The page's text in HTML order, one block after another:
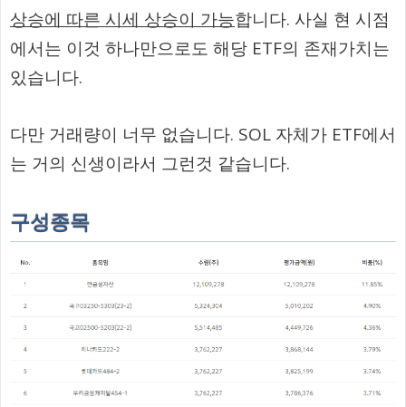
상승에 따른 시세 상승이 가능합니다. 사실 현 시점
에서는 이것 하나만으로도 해당 ETF의 존재가치는
있습니다.
다만 거래량이 너무 없습니다. SOL 자체가 ETF에서
는 거의 신생이라서 그런것 같습니다.
구성종목